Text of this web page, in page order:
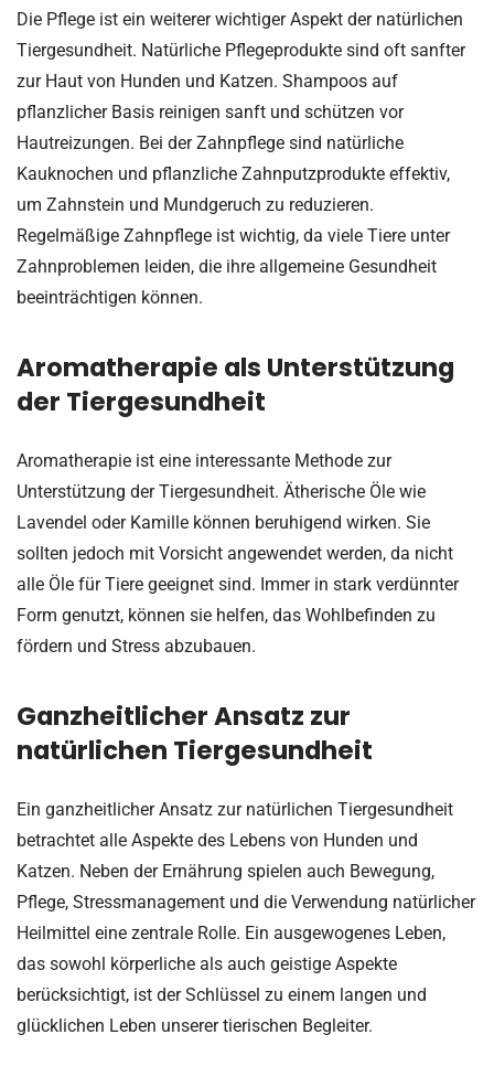
Die Pflege ist ein weiterer wichtiger Aspekt der natürlichen
Tiergesundheit. Natürliche Pflegeprodukte sind oft sanfter
zur Haut von Hunden und Katzen. Shampoos auf
pflanzlicher Basis reinigen sanft und schützen vor
Hautreizungen. Bei der Zahnpflege sind natürliche
Kauknochen und pflanzliche Zahnputzprodukte effektiv,
um Zahnstein und Mundgeruch zu reduzieren.
Regelmäßige Zahnpflege ist wichtig, da viele Tiere unter
Zahnproblemen leiden, die ihre allgemeine Gesundheit
beeinträchtigen können.
Aromatherapie als Unterstützung
der Tiergesundheit
Aromatherapie ist eine interessante Methode zur
Unterstützung der Tiergesundheit. Ätherische Öle wie
Lavendel oder Kamille können beruhigend wirken. Sie
sollten jedoch mit Vorsicht angewendet werden, da nicht
alle Öle für Tiere geeignet sind. Immer in stark verdünnter
Form genutzt, können sie helfen, das Wohlbefinden zu
fördern und Stress abzubauen.
Ganzheitlicher Ansatz zur
natürlichen Tiergesundheit
Ein ganzheitlicher Ansatz zur natürlichen Tiergesundheit
betrachtet alle Aspekte des Lebens von Hunden und
Katzen. Neben der Ernährung spielen auch Bewegung,
Pflege, Stressmanagement und die Verwendung natürlicher
Heilmittel eine zentrale Rolle. Ein ausgewogenes Leben,
das sowohl körperliche als auch geistige Aspekte
berücksichtigt, ist der Schlüssel zu einem langen und
glücklichen Leben unserer tierischen Begleiter.